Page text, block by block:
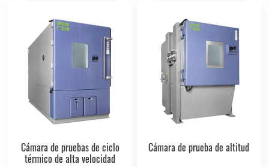
Cámara de pruebas de ciclo
térmico de alta velocidad
Cámara de prueba de altitud